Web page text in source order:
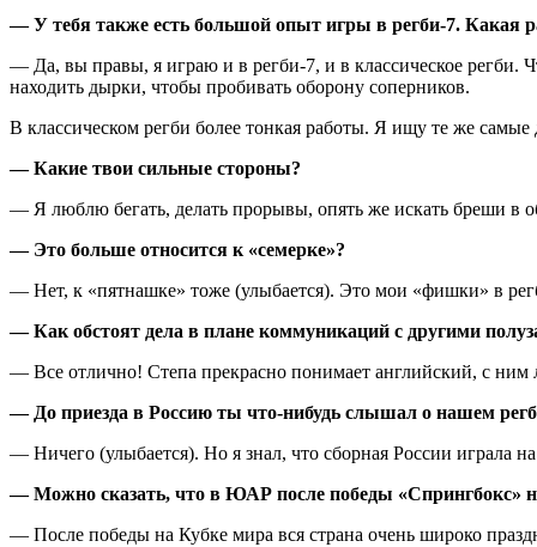
— У тебя также есть большой опыт игры в регби-7. Какая
— Да, вы правы, я играю и в регби-7, и в классическое регби.
находить дырки, чтобы пробивать оборону соперников.
В классическом регби более тонкая работы. Я ищу те же
— Какие твои сильные стороны?
— Я люблю бегать, делать прорывы, опять же искать бреши в
— Это больше относится к «семерке»?
— Нет, к «пятнашке» тоже (улыбается). Это мои «фишки» в
— Как обстоят дела в плане коммуникаций с другими
— Все отлично! Степа прекрасно понимает английский, с
— До приезда в Россию ты что-нибудь слышал о нашем
— Ничего (улыбается). Но я знал, что сборная России играла
— Можно сказать, что в ЮАР после победы «Спрингбокс» на
— После победы на Кубке мира вся страна очень широко